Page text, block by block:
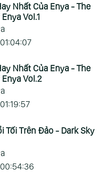
Nhất Của Enya - The
Vol.1
Nhất Của Enya - The
Vol.2
Tối Trên Đảo - Dark Sky